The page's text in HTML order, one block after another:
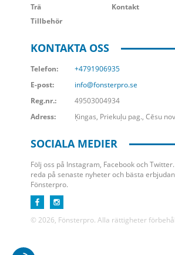
Trä
Tillbehör
Kontakt
KONTAKTA OSS
Telefon:
+4791906935
E-post:
info@fonsterpro.se
Reg.nr.:
49503004934
Adress:
Ķingas, Priekuļu pag., Cēsu
SOCIALA MEDIER
Följ oss på Instagram, Facebook och
reda på senaste nyheter och bästa
Fönsterpro.
© 2026, Fönsterpro. Alla rättigheter